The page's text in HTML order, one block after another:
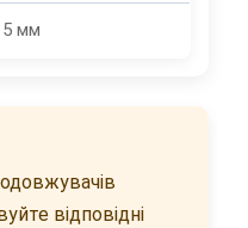
мм
відповідні